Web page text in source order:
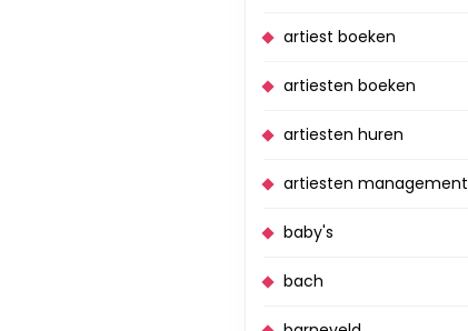
artiest boeken
artiesten boeken
artiesten huren
artiesten management
baby's
bach